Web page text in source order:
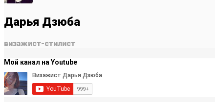
Дарья Дзюба
визажист-стилист
Мой канал на Youtube